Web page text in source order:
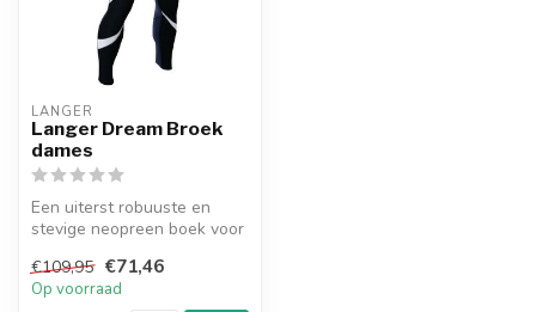
LANGER
Langer Dream Broek
dames
Een uiterst robuuste en
stevige neopreen boek voor
€109,95 €71,46
Op voorraad